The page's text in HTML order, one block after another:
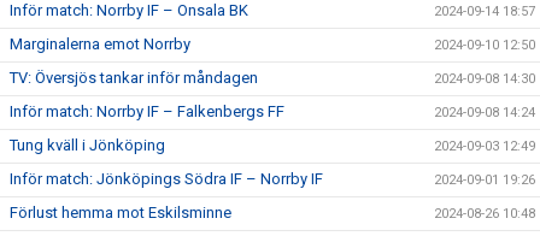
Inför match: Norrby IF – Onsala BK 2024-09-14 18:57
Marginalerna emot Norrby 2024-09-10 12:50
TV: Översjös tankar inför måndagen 2024-09-08 14:30
Inför match: Norrby IF – Falkenbergs FF 2024-09-08 14:24
Tung kväll i Jönköping 2024-09-03 12:49
Inför match: Jönköpings Södra IF – Norrby IF 2024-09-01 19:26
Förlust hemma mot Eskilsminne 2024-08-26 10:48